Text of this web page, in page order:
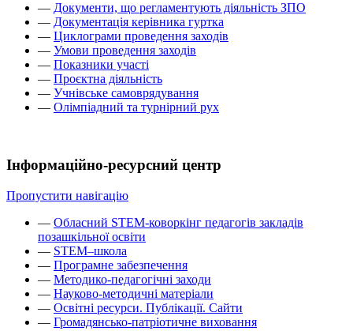
— Документи, що регламентують діяльність ЗПО
— Документація керівника гуртка
— Циклограми проведення заходів
— Умови проведення заходів
— Показники участі
— Проєктна діяльність
— Учнівське самоврядування
— Олімпіадний та турнірний рух
Інформаційно-ресурсний центр
Пропустити навігацію
— Обласний STEM-коворкінг педагогів закладів
позашкільної освіти
— STEM–школа
— Програмне забезпечення
— Методико-педагогічні заходи
— Науково-методичні матеріали
— Освітні ресурси. Публікації. Сайти
— Громадянсько-патріотичне виховання